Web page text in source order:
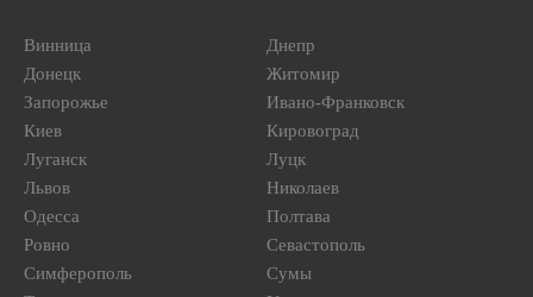
Винница
Днепр
Донецк
Житомир
Запорожье
Ивано-Франковск
Киев
Кировоград
Луганск
Луцк
Львов
Николаев
Одесса
Полтава
Ровно
Севастополь
Симферополь
Сумы